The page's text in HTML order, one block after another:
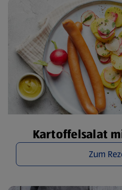
Kartoffelsalat
Zum